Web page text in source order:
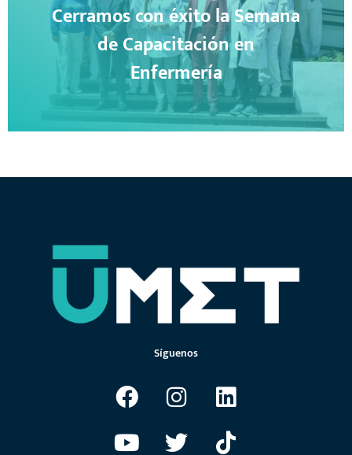
Cerramos con éxito la Semana
de Capacitación en
Enfermería
Síguenos